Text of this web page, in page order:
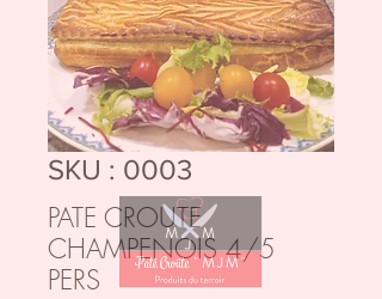
SKU : 0003
PATE CROUTE
CHAMPENOIS 4/5
PERS